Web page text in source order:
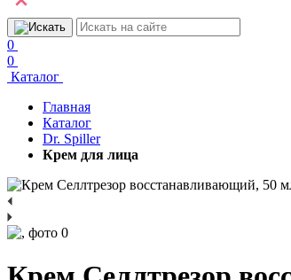
0
0
Каталог
Главная
Каталог
Dr. Spiller
Крем для лица